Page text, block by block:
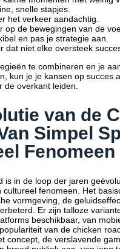
snelle stapjes.
het verkeer aandachtig.
op de bewegingen van de
en pas je strategie aan.
dat niet elke oversteek
te combineren en je
kun je je kansen op succes
de overkant leiden.
van de
Simpel
Fenomeen
is in de loop der jaren
fenomeen. Het
vormgeving, de
Er zijn talloze
beschikbaar, van
van de chicken
concept, de verslavende